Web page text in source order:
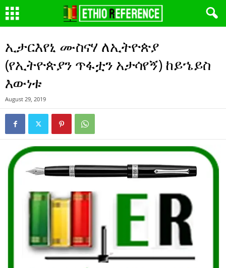
ኢታርእየኒ ሙስናሃ ለኢትዮጵያ
(የኢትዮጵያን ጥፋቷን አታሳየኝ) ከይኄይስ
እውነቱ
August 29, 2019